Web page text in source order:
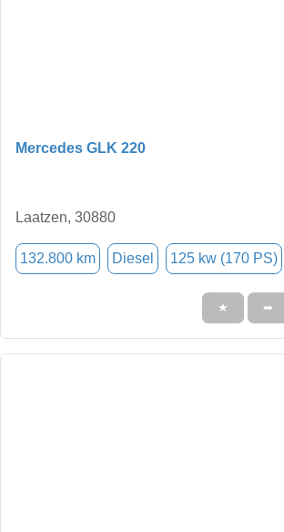
Mercedes GLK 220
Laatzen, 30880
132.800 km Diesel 125 kw (170 PS)
★ ➦